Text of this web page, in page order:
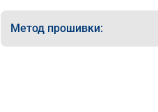
цена была адекватная, в общем
однозначно рекомендую.
Метод прошивки: